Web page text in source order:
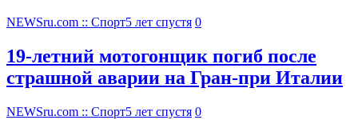
NEWSru.com :: Спорт5 лет спустя 0
19-летний мотогонщик погиб после
страшной аварии на Гран-при Италии
NEWSru.com :: Спорт5 лет спустя 0